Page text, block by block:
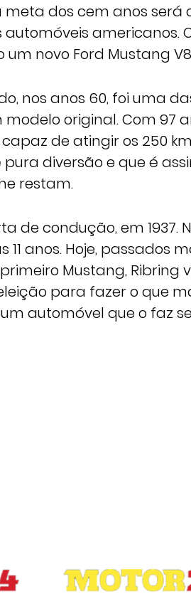
meta dos cem anos
americanos.
novo Ford Mustang
nos anos 60, foi uma
original. Com 97
de atingir os 250
pura diversão e que é
restam.
de condução, em 1937.
anos. Hoje, passados
Mustang, Ribring
para fazer o que
automóvel que o faz